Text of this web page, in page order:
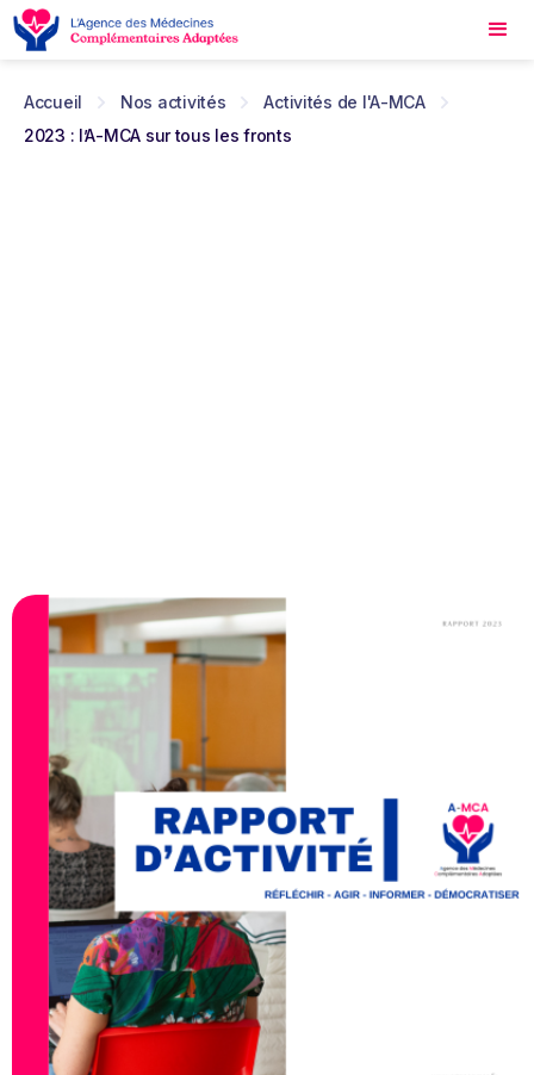
Accueil Nos activités
Activités de l'A-MCA
2023 : l’A-MCA sur tous les fronts
2023 : L’A-MCA SUR TOUS LES
FRONTS
L’année 2023 a été riche en activités diverses
et variées pour l’AMCA. Retour non exhaustif
sur certaines d’entre elles.
Date de publication / évènement :
1/1/24
Catégorie :
Actions A-MCA